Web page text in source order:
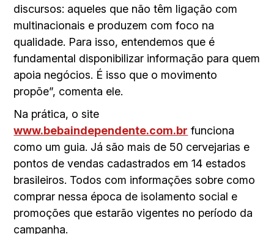
discursos: aqueles que não têm ligação com
multinacionais e produzem com foco na
qualidade. Para isso, entendemos que é
fundamental disponibilizar informação para quem
apoia negócios. É isso que o movimento
propõe”, comenta ele.
Na prática, o site
www.bebaindependente.com.br funciona
como um guia. Já são mais de 50 cervejarias e
pontos de vendas cadastrados em 14 estados
brasileiros. Todos com informações sobre como
comprar nessa época de isolamento social e
promoções que estarão vigentes no período da
campanha.